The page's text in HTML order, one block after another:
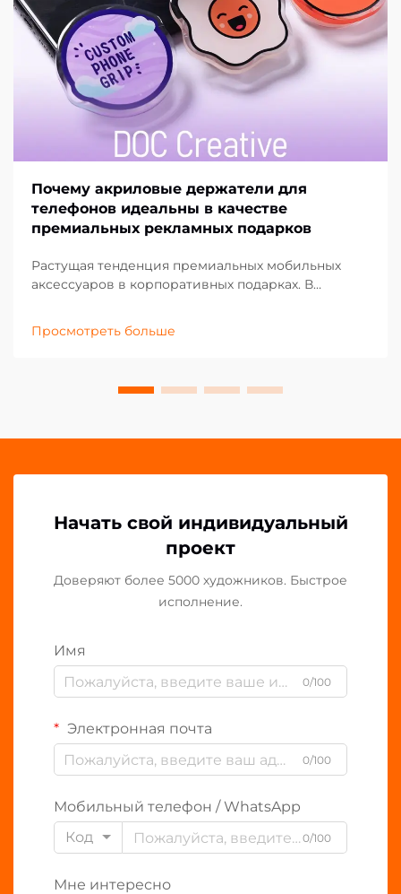
Почему акриловые держатели для
телефонов идеальны в качестве
премиальных рекламных подарков
Растущая тенденция премиальных мобильных
аксессуаров в корпоративных подарках. В
маркетинга компании ищут инновационные
способы произвести неизгладимое впечатление
Просмотреть больше
Начать свой индивидуальный
проект
Доверяют более 5000 художников. Быстрое
исполнение.
Имя
0/100
Электронная почта
0/100
Мобильный телефон / WhatsApp
Код
0/100
Мне интересно